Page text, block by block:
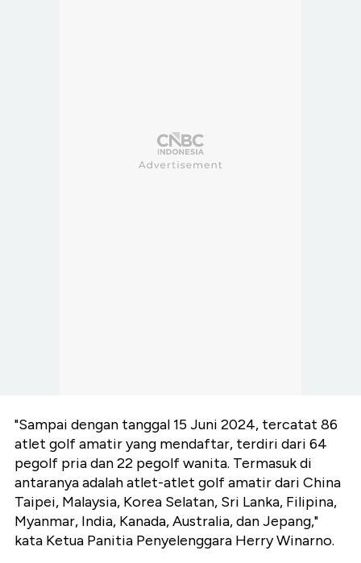
"Sampai dengan tanggal 15 Juni 2024, tercatat 86
atlet golf amatir yang mendaftar, terdiri dari 64
pegolf pria dan 22 pegolf wanita. Termasuk di
antaranya adalah atlet-atlet golf amatir dari China
Taipei, Malaysia, Korea Selatan, Sri Lanka, Filipina,
Myanmar, India, Kanada, Australia, dan Jepang,"
kata Ketua Panitia Penyelenggara Herry Winarno.